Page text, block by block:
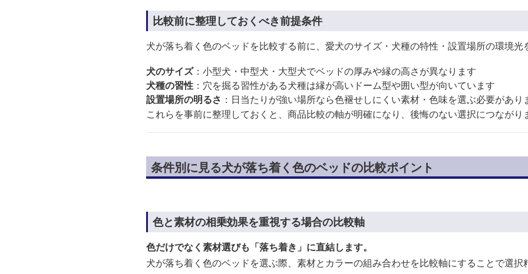
比較前に整理しておくべき前提条件
犬が落ち着く色のベッドを比較する前に、愛犬のサイズ・犬種の特性・設置場所の環境光
犬のサイズ：小型犬・中型犬・大型犬でベッドの厚みや縁の高さが異なります
犬種の習性 ：穴を掘る習性がある犬種は縁が高いドーム型や囲い型が向いています
設置場所の明るさ ：日当たりが強い場所なら色褪せしにくい素材・色味を選ぶ必要があり
これらを事前に整理しておくと、商品比較の軸が明確になり、後悔のない選択につながり
条件別に見る犬が落ち着く色のベッドの比較ポイント
色と素材の相乗効果を重視する場合の比較軸
色だけでなく素材選びも「落ち着き」に直結します。
犬が落ち着く色のベッドを選ぶ際、素材とカラーの組み合わせを比較軸にすることで選択